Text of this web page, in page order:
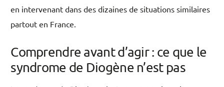
en intervenant dans des dizaines de situations similaires
partout en France.
Comprendre avant d’agir : ce que le
syndrome de Diogène n’est pas